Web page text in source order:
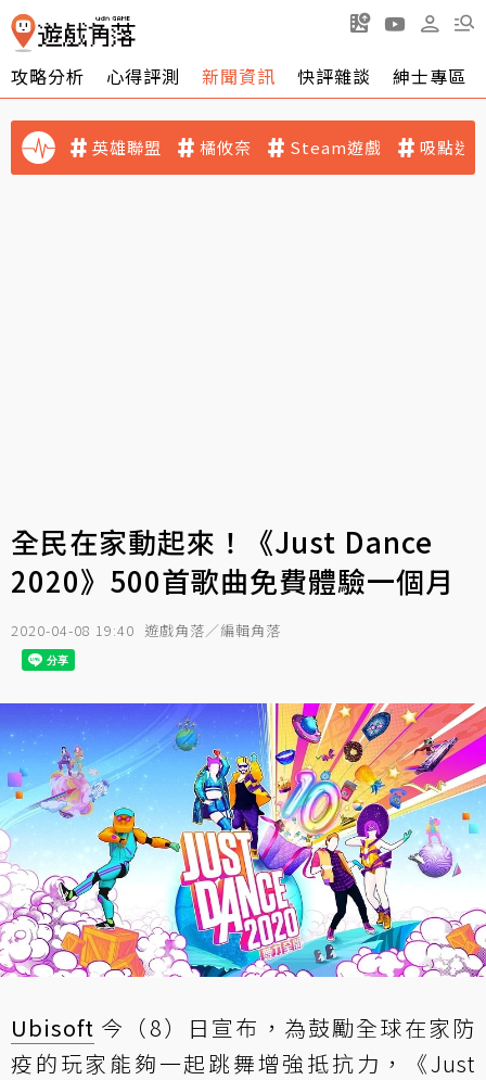
攻略分析 心得評測 新聞資訊 快評雜談 紳士專區
英雄聯盟 橘攸奈 Steam遊戲 吸點迷
全民在家動起來！《Just Dance
2020》500首歌曲免費體驗一個月
2020-04-08 19:40 遊戲角落／編輯角落
Ubisoft 今（8）日宣布，為鼓勵全球在家防
疫的玩家能夠一起跳舞增強抵抗力，《Just